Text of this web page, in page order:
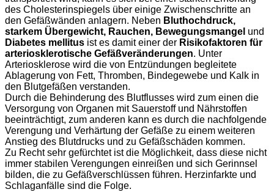
des Cholesterinspiegels über einige Zwischenschritte an
den Gefäßwänden anlagern. Neben Bluthochdruck,
starkem Übergewicht, Rauchen, Bewegungsmangel und
Diabetes mellitus ist es damit einer der Risikofaktoren für
arteriosklerotische Gefäßveränderungen. Unter
Arteriosklerose wird die von Entzündungen begleitete
Ablagerung von Fett, Thromben, Bindegewebe und Kalk in
den Blutgefäßen verstanden.
Durch die Behinderung des Blutflusses wird zum einen die
Versorgung von Organen mit Sauerstoff und Nährstoffen
beeinträchtigt, zum anderen kann es durch die nachfolgende
Verengung und Verhärtung der Gefäße zu einem weiteren
Anstieg des Blutdrucks und zu Gefäßschäden kommen.
Zu Recht sehr gefürchtet ist die Möglichkeit, dass diese nicht
immer stabilen Verengungen einreißen und sich Gerinnsel
bilden, die zu Gefäßverschlüssen führen. Herzinfarkte und
Schlaganfälle sind die Folge.